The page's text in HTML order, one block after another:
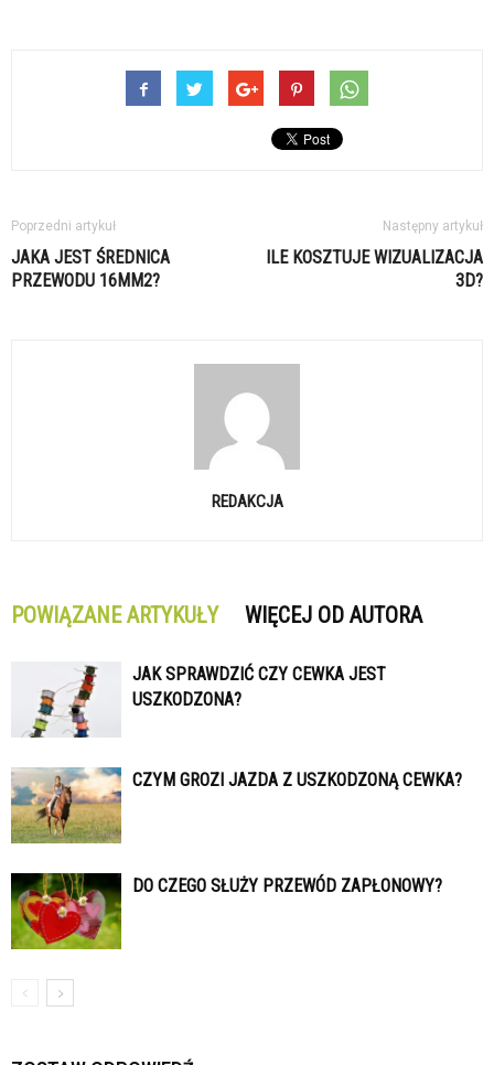
Poprzedni artykuł
JAKA JEST ŚREDNICA
PRZEWODU 16MM2?
Następny artykuł
ILE KOSZTUJE WIZUALIZACJA
3D?
REDAKCJA
POWIĄZANE ARTYKUŁY WIĘCEJ OD AUTORA
JAK SPRAWDZIĆ CZY CEWKA JEST
USZKODZONA?
CZYM GROZI JAZDA Z USZKODZONĄ CEWKA?
DO CZEGO SŁUŻY PRZEWÓD ZAPŁONOWY?